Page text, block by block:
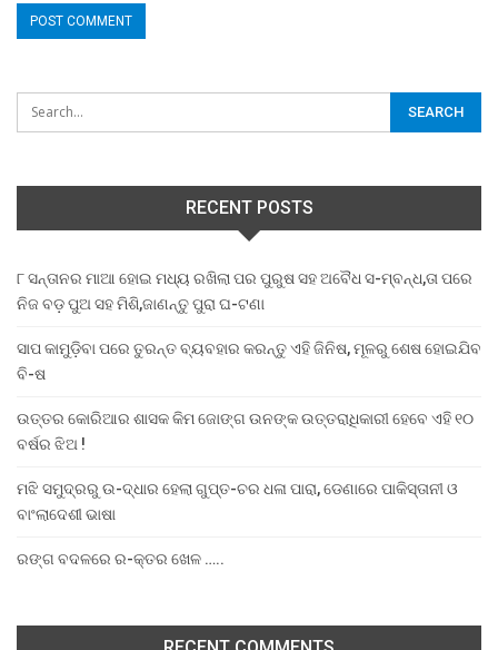
RECENT POSTS
୮ ସନ୍ତାନର ମାଆ ହୋଇ ମଧ୍ୟ ରଖିଲା ପର ପୁରୁଷ ସହ ଅବୈଧ ସ-ମ୍ବନ୍ଧ,ତା ପରେ
ନିଜ ବଡ଼ ପୁଅ ସହ ମିଶି,ଜାଣନ୍ତୁ ପୁରା ଘ-ଟଣା
ସାପ କାମୁଡ଼ିବା ପରେ ତୁରନ୍ତ ବ୍ୟବହାର କରନ୍ତୁ ଏହି ଜିନିଷ, ମୂଳରୁ ଶେଷ ହୋଇଯିବ
ବି-ଷ
ଉତ୍ତର କୋରିଆର ଶାସକ କିମ ଜୋଙ୍ଗ ଉନଙ୍କ ଉତ୍ତରାଧିକାରୀ ହେବେ ଏହି ୧୦
ବର୍ଷର ଝିଅ !
ମଝି ସମୁଦ୍ରରୁ ଉ-ଦ୍ଧାର ହେଲା ଗୁପ୍ତ-ଚର ଧଳା ପାରା, ଡେଣାରେ ପାକିସ୍ତାନୀ ଓ
ବାଂଲାଦେଶୀ ଭାଷା
ରଙ୍ଗ ବଦଳରେ ର-କ୍ତର ଖେଳ …..